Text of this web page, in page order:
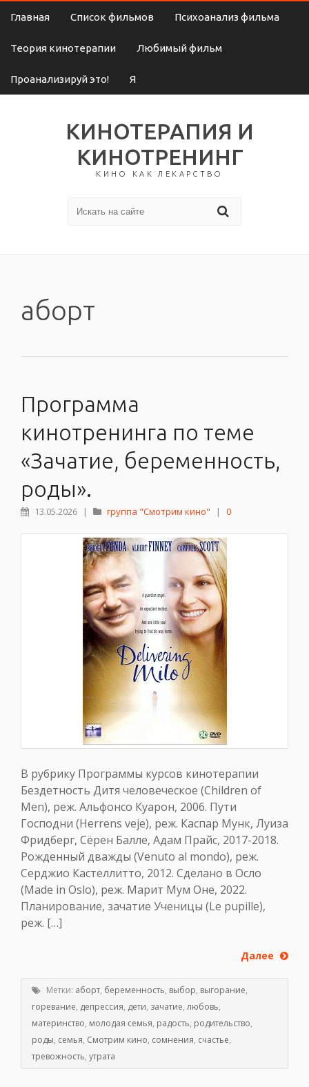
Главная Список фильмов Психоанализ фильма
Теория кинотерапии Любимый фильм
Проанализируй это! Я
КИНОТЕРАПИЯ И
КИНОТРЕНИНГ
КИНО КАК ЛЕКАРСТВО
аборт
Программа
кинотренинга по теме
«Зачатие, беременность,
роды».
13.05.2026 | группа "Смотрим кино" | 0
В рубрику Программы курсов кинотерапии
Бездетность Дитя человеческое (Children of
Men), реж. Альфонсо Куарон, 2006. Пути
Господни (Herrens veje), реж. Каспар Мунк, Луиза
Фридберг, Сёрен Балле, Адам Прайс, 2017-2018.
Рожденный дважды (Venuto al mondo), реж.
Серджио Кастеллитто, 2012. Сделано в Осло
(Made in Oslo), реж. Марит Мум Оне, 2022.
Планирование, зачатие Ученицы (Le pupille),
реж. […]
Далее
Метки: аборт, беременность, выбор, выгорание,
горевание, депрессия, дети, зачатие, любовь,
материнство, молодая семья, радость, родительство,
роды, семья, Смотрим кино, сомнения, счастье,
тревожность, утрата